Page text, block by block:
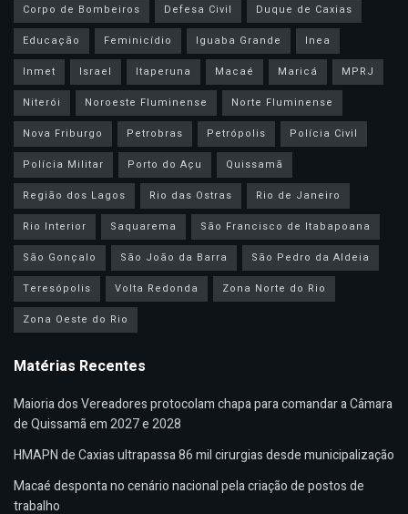
Corpo de Bombeiros
Defesa Civil
Duque de Caxias
Educação
Feminicídio Iguaba Grande
Inea
Inmet
Israel Itaperuna Macaé Maricá
MPRJ
Niterói
Noroeste Fluminense
Norte Fluminense
Nova Friburgo
Petrobras Petrópolis
Polícia Civil
Polícia Militar
Porto do Açu
Quissamã
Região dos Lagos
Rio das Ostras
Rio de Janeiro
Rio Interior
Saquarema
São Francisco de Itabapoana
São Gonçalo
São João da Barra
São Pedro da Aldeia
Teresópolis
Volta Redonda
Zona Norte do Rio
Zona Oeste do Rio
Matérias Recentes
Maioria dos Vereadores protocolam chapa para comandar a Câmara
de Quissamã em 2027 e 2028
HMAPN de Caxias ultrapassa 86 mil cirurgias desde municipalização
Macaé desponta no cenário nacional pela criação de postos de
trabalho